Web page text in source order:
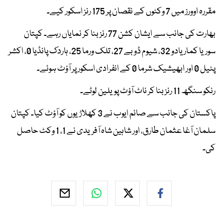
مقررہ اوورز میں 7 وکٹوں کے نقصان پر 175 رنز اسکور کیے۔
بھارت کی جانب سے ایشان کشن 77 رنز بنا کر نمایاں رہے۔ کپتان
سوریا کمار یادو 32، شیوم ڈوبے 27، تلک ورما 25، ہاردک پانڈیا 0، اکشر
پٹیل 0 اور ابھیشیک شرما 0 کے انفرادی اسکور پر آؤٹ ہوئے۔
رنکو سنگھ 11 رنز بنا کر ناٹ آؤٹ پویلین لوٹے۔
پاکستان کی جانب سے صائم ایوب نے 3 کھلاڑیوں کو آؤٹ کیا۔ کپتان
سلمان آغا عثمان طارق، اور شاہین شاہ آفریدی نے 1، 1 وکٹ حاصل
کی۔